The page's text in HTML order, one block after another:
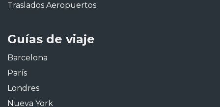
Traslados Aeropuertos
Guías de viaje
Barcelona
París
Londres
Nueva York